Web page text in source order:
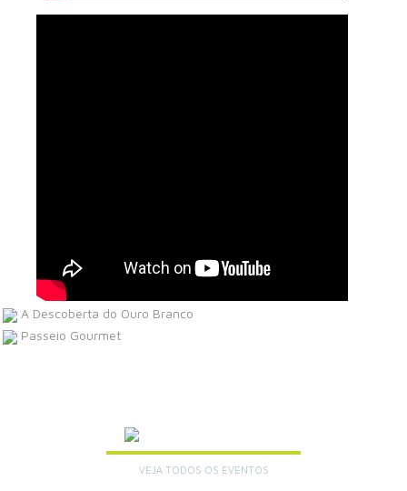
A Descoberta do Ouro Branco
Passeio Gourmet
VEJA TODOS OS EVENTOS